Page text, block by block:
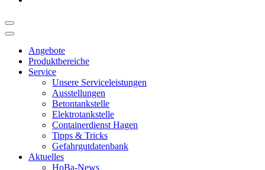
Angebote
Produktbereiche
Service
Unsere Serviceleistungen
Ausstellungen
Betontankstelle
Elektrotankstelle
Containerdienst Hagen
Tipps & Tricks
Gefahrgutdatenbank
Aktuelles
HoBa-News